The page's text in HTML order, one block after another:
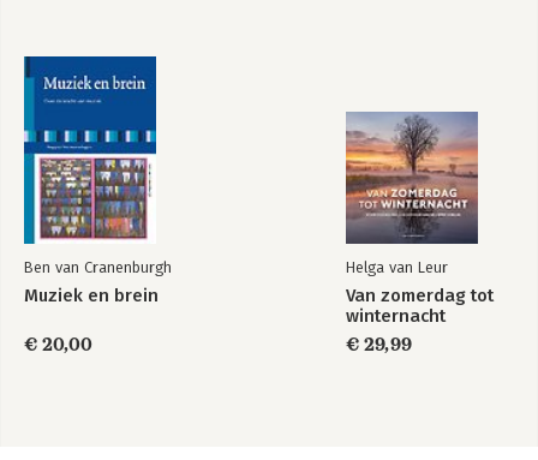
Ben van Cranenburgh
Muziek en brein
€ 20,00
Helga van Leur
Van zomerdag tot
winternacht
€ 29,99